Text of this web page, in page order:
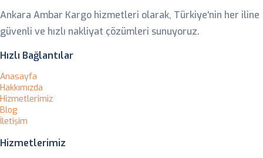
Ankara Ambar Kargo hizmetleri olarak, Türkiye'nin her iline
güvenli ve hızlı nakliyat çözümleri sunuyoruz.
Hızlı Bağlantılar
Anasayfa
Hakkımızda
Hizmetlerimiz
Blog
İletişim
Hizmetlerimiz